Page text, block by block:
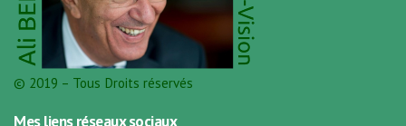
© 2019 – Tous Droits réservés
Mes liens réseaux sociaux